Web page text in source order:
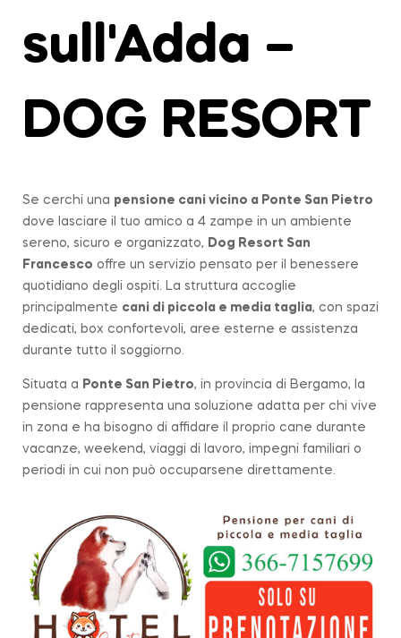
sull'Adda –
DOG RESORT
Se cerchi una pensione cani vicino a Ponte San Pietro
dove lasciare il tuo amico a 4 zampe in un ambiente
sereno, sicuro e organizzato, Dog Resort San
Francesco offre un servizio pensato per il benessere
quotidiano degli ospiti. La struttura accoglie
principalmente cani di piccola e media taglia, con spazi
dedicati, box confortevoli, aree esterne e assistenza
durante tutto il soggiorno.
Situata a Ponte San Pietro, in provincia di Bergamo, la
pensione rappresenta una soluzione adatta per chi vive
in zona e ha bisogno di affidare il proprio cane durante
vacanze, weekend, viaggi di lavoro, impegni familiari o
periodi in cui non può occuparsene direttamente.